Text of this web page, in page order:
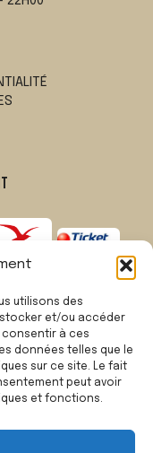
utilisons des
et/ou accéder
consentir à ces
données telles que le
sur ce site. Le fait
peut avoir
et fonctions.
DE NOUS
(2309)